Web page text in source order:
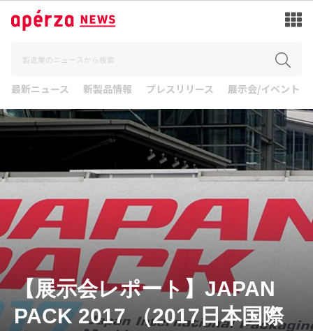
最新ニュース 新製品情報 プレスリリース 展示会/イベント
【展示会レポート】JAPAN
PACK 2017 （2017日本国際